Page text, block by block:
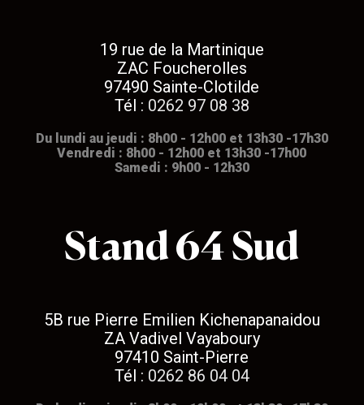
19 rue de la Martinique
ZAC Foucherolles
97490 Sainte-Clotilde
Tél : 0262 97 08 38
Du lundi au jeudi : 8h00 - 12h00 et 13h30 -17h30
Vendredi : 8h00 - 12h00 et 13h30 -17h00
Samedi : 9h00 - 12h30
Stand 64 Sud
5B rue Pierre Emilien Kichenapanaidou
ZA Vadivel Vayaboury
97410 Saint-Pierre
Tél : 0262 86 04 04